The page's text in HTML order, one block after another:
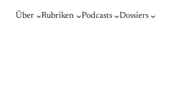
Über Rubriken Podcasts Dossiers